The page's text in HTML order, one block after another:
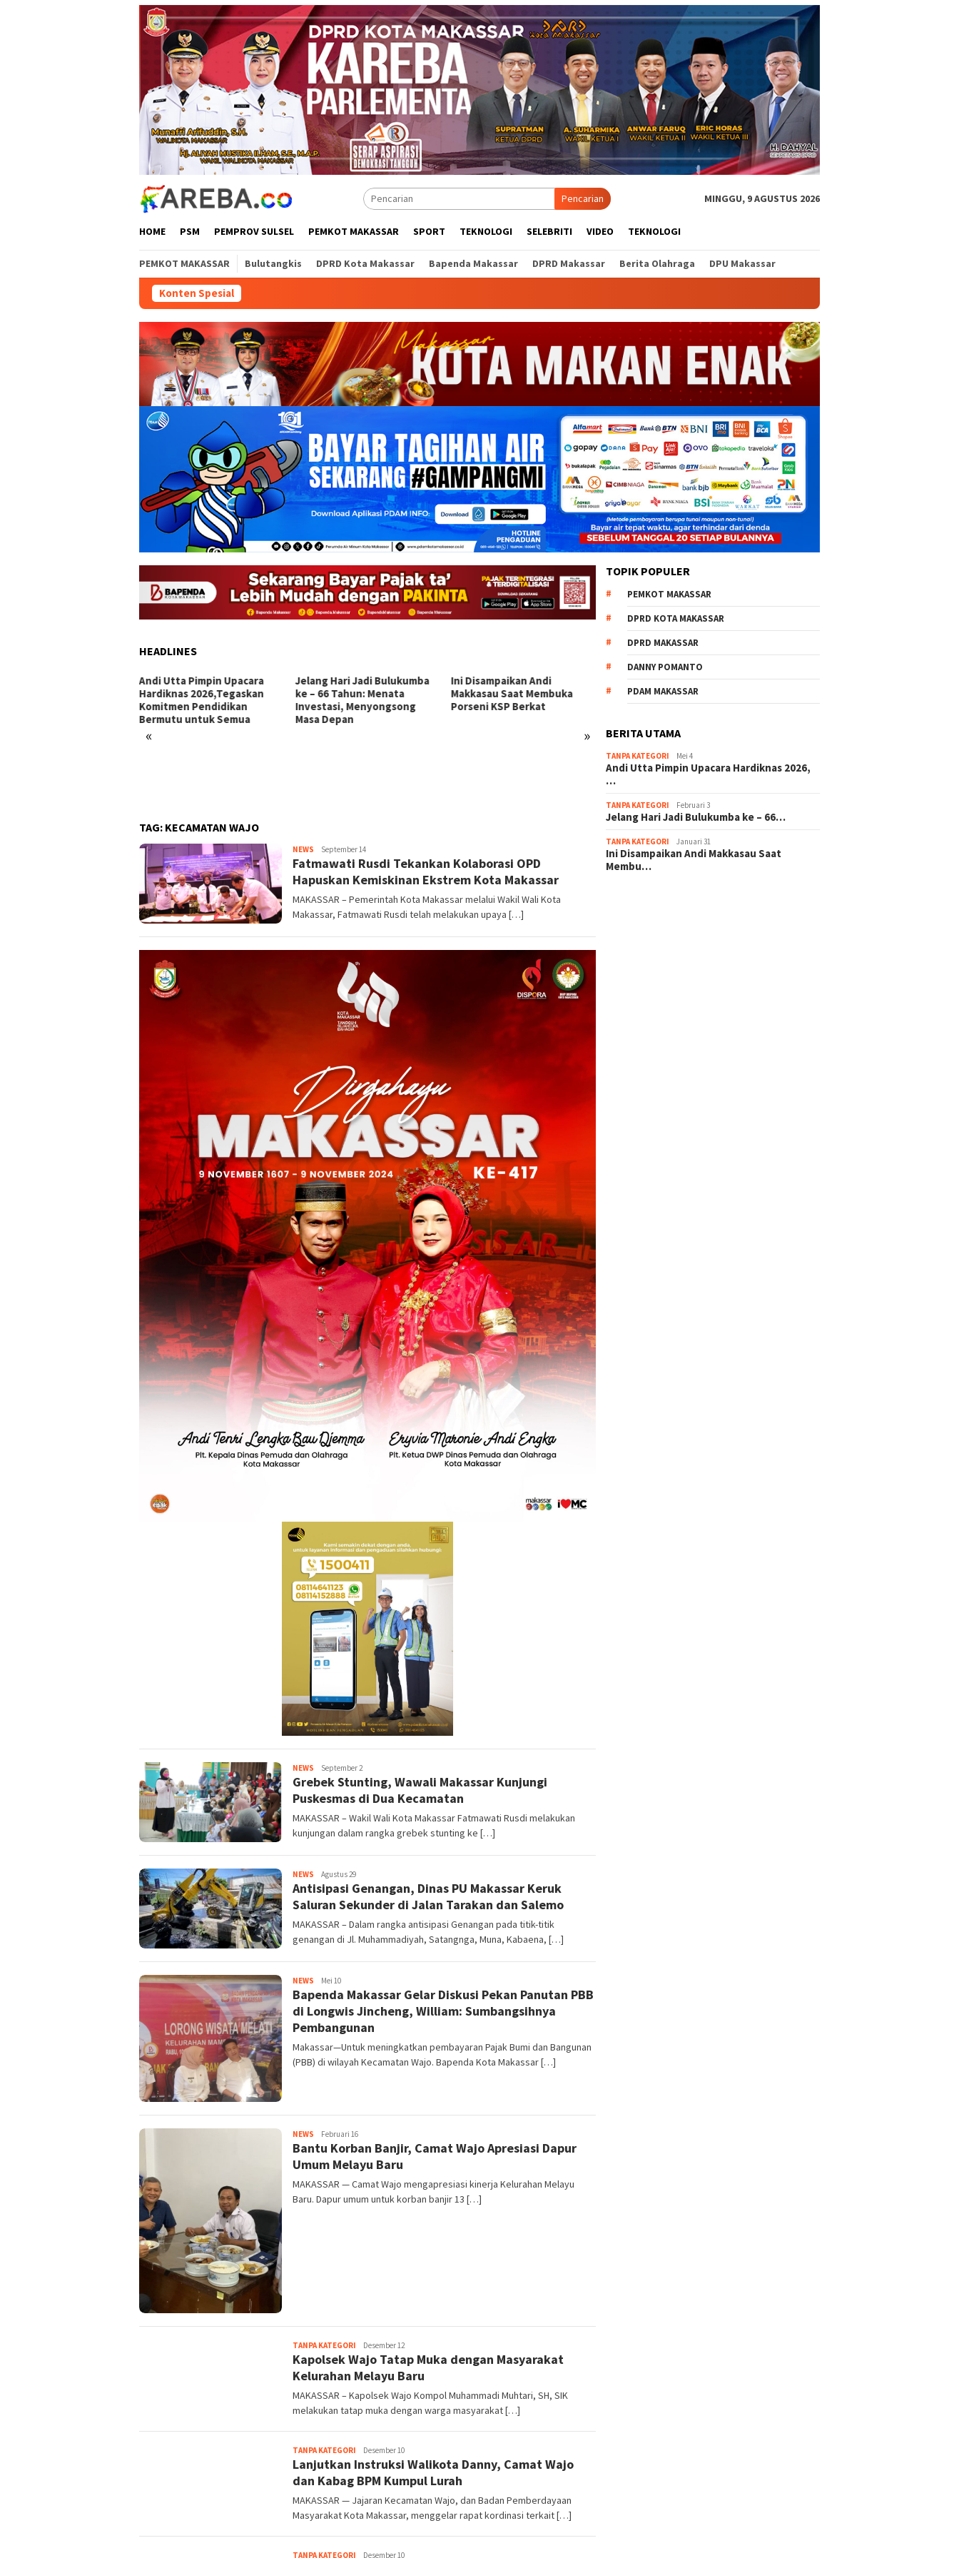
Pencarian MINGGU, 9 AGUSTUS 2026
HOME PSM PEMPROV SULSEL PEMKOT MAKASSAR SPORT TEKNOLOGI SELEBRITI VIDEO TEKNOLOGI
PEMKOT MAKASSAR Bulutangkis DPRD Kota Makassar Bapenda Makassar DPRD Makassar Berita Olahraga DPU Makassar
Konten Spesial
HEADLINES
« »
Jelang Hari Jadi Bulukumba
ke – 66 Tahun: Menata
Investasi, Menyongsong
Masa Depan
Ini Disampaikan Andi
Makkasau Saat Membuka
Porseni KSP Berkat
KSP Berkat Bulukumba Gelar
Zikir dan Doa Bersama
Sambut Tahun Baru
Andi Utta Pimpin Upacara
Komitmen Pendidikan
TAG: KECAMATAN WAJO
NEWS Mira
na
September 14
Fatmawati Rusdi Tekankan Kolaborasi OPD
Hapuskan Kemiskinan Ekstrem Kota Makassar
MAKASSAR – Pemerintah Kota Makassar melalui Wakil Wali Kota
Makassar, Fatmawati Rusdi telah melakukan upaya […]
NEWS Mira
na
September 2
Grebek Stunting, Wawali Makassar Kunjungi
Puskesmas di Dua Kecamatan
MAKASSAR – Wakil Wali Kota Makassar Fatmawati Rusdi melakukan
kunjungan dalam rangka grebek stunting ke […]
NEWS Mira
na
Agustus 29
Antisipasi Genangan, Dinas PU Makassar Keruk
Saluran Sekunder di Jalan Tarakan dan Salemo
MAKASSAR – Dalam rangka antisipasi Genangan pada titik-titik
genangan di Jl. Muhammadiyah, Satangnga, Muna, Kabaena, […]
NEWS Mira
na
Mei 10
Bapenda Makassar Gelar Diskusi Pekan Panutan PBB
di Longwis Jincheng, William: Sumbangsihnya
Pembangunan
Makassar—Untuk meningkatkan pembayaran Pajak Bumi dan Bangunan
(PBB) di wilayah Kecamatan Wajo. Bapenda Kota Makassar […]
NEWS Yusuf
Ahmad
Februari 16
Bantu Korban Banjir, Camat Wajo Apresiasi Dapur
Umum Melayu Baru
MAKASSAR — Camat Wajo mengapresiasi kinerja Kelurahan Melayu
Baru. Dapur umum untuk korban banjir 13 […]
TANPA KATEGORI Mira
na
Desember 12
Kapolsek Wajo Tatap Muka dengan Masyarakat
Kelurahan Melayu Baru
MAKASSAR – Kapolsek Wajo Kompol Muhammadi Muhtari, SH, SIK
melakukan tatap muka dengan warga masyarakat […]
TANPA KATEGORI Mira
na
Desember 10
Lanjutkan Instruksi Walikota Danny, Camat Wajo
dan Kabag BPM Kumpul Lurah
MAKASSAR — Jajaran Kecamatan Wajo, dan Badan Pemberdayaan
Masyarakat Kota Makassar, menggelar rapat kordinasi terkait […]
TANPA KATEGORI MiraDesember 10
TOPIK POPULER
PEMKOT MAKASSAR
DPRD KOTA MAKASSAR
DPRD MAKASSAR
DANNY POMANTO
PDAM MAKASSAR
BERITA UTAMA
TANPA KATEGORI Mei 4
Andi Utta Pimpin Upacara Hardiknas 2026,
…
TANPA KATEGORI Februari 3
Jelang Hari Jadi Bulukumba ke – 66…
TANPA KATEGORI Januari 31
Ini Disampaikan Andi Makkasau Saat
Membu…